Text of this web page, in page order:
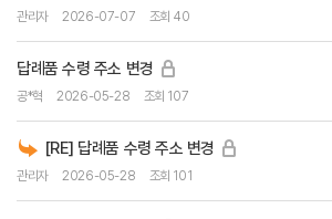
관리자 2026-07-07 조회 40
답례품 수령 주소 변경
공*혁 2026-05-28 조회 107
[RE] 답례품 수령 주소 변경
관리자 2026-05-28 조회 101